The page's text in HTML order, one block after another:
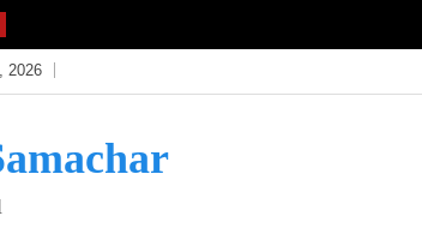
2026